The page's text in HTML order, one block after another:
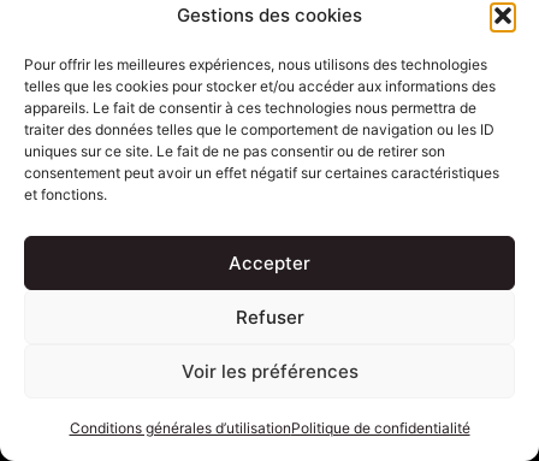
Gestions des cookies
Pour offrir les meilleures expériences, nous utilisons des technologies
telles que les cookies pour stocker et/ou accéder aux informations des
appareils. Le fait de consentir à ces technologies nous permettra de
traiter des données telles que le comportement de navigation ou les ID
uniques sur ce site. Le fait de ne pas consentir ou de retirer son
consentement peut avoir un effet négatif sur certaines caractéristiques
et fonctions.
Accepter
Refuser
Voir les préférences
Conditions générales d’utilisationPolitique de confidentialité
Partagez et suivez moi sur les réseaux sociaux
Accueil
Biographie
Politique de confidentialité